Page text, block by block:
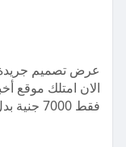
برنامج تصميم
d8%b6-%d8
عرض تصميم جريدة
الان امتلك موقع
فقط 7000 جنية بدل من 10000 جنية لفترة محدودة